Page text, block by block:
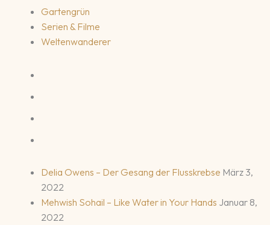
Gartengrün
Serien & Filme
Weltenwanderer
Delia Owens – Der Gesang der Flusskrebse März 3,
2022
Mehwish Sohail – Like Water in Your Hands Januar 8,
2022